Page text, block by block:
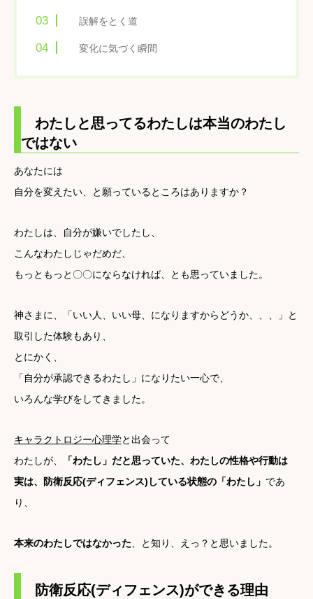
誤解をとく道
変化に気づく瞬間
わたしと思ってるわたしは本当のわたし
ではない
あなたには
自分を変えたい、と願っているところはありますか？
わたしは、自分が嫌いでしたし、
こんなわたしじゃだめだ、
もっともっと〇〇にならなければ、とも思っていました。
神さまに、「いい人、いい母、になりますからどうか、、、」と
取引した体験もあり、
とにかく、
「自分が承認できるわたし」になりたい一心で、
いろんな学びをしてきました。
キャラクトロジー心理学と出会って
わたしが、
「わたし」だと思っていた、わたしの性格や行動は
実は、防衛反応(ディフェンス)している状態の「わたし」 であ
り、
本来のわたしではなかった 、と知り、えっ？と思いました。
防衛反応(ディフェンス)ができる理由